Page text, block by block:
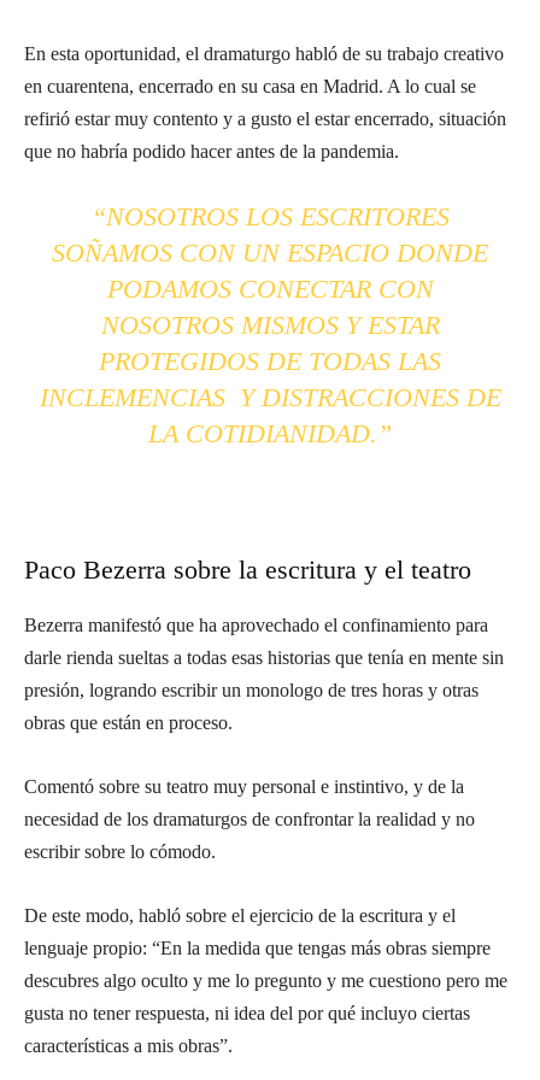
En esta oportunidad, el dramaturgo habló de su trabajo creativo
en cuarentena, encerrado en su casa en Madrid. A lo cual se
refirió estar muy contento y a gusto el estar encerrado, situación
que no habría podido hacer antes de la pandemia.
“NOSOTROS LOS ESCRITORES
SOÑAMOS CON UN ESPACIO DONDE
PODAMOS CONECTAR CON
NOSOTROS MISMOS Y ESTAR
PROTEGIDOS DE TODAS LAS
INCLEMENCIAS Y DISTRACCIONES DE
LA COTIDIANIDAD.”
Paco Bezerra sobre la escritura y el teatro
Bezerra manifestó que ha aprovechado el confinamiento para
darle rienda sueltas a todas esas historias que tenía en mente sin
presión, logrando escribir un monologo de tres horas y otras
obras que están en proceso.
Comentó sobre su teatro muy personal e instintivo, y de la
necesidad de los dramaturgos de confrontar la realidad y no
escribir sobre lo cómodo.⁣
De este modo, habló sobre el ejercicio de la escritura y el
lenguaje propio: “En la medida que tengas más obras siempre
descubres algo oculto y me lo pregunto y me cuestiono pero me
gusta no tener respuesta, ni idea del por qué incluyo ciertas
características a mis obras”.